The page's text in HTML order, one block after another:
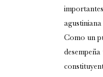
Como un